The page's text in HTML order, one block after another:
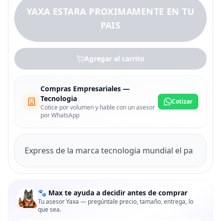
YAXA ESTARA PROXIMAMENTE EN TU
PAIS
Agregar al carrito
Compras Empresariales —
Tecnologia
Cotice por volumen y hable con un asesor
por WhatsApp
Cotizar
Express de la marca tecnologia mundial el pa
🐾 Max te ayuda a decidir antes de comprar
Tu asesor Yaxa — pregúntale precio, tamaño, entrega, lo
que sea.